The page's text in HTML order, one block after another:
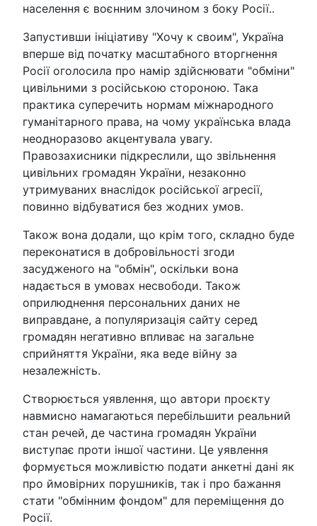
населення є воєнним злочином з боку Росії..
Запустивши ініціативу "Хочу к своим", Україна
вперше від початку масштабного вторгнення
Росії оголосила про намір здійснювати "обміни"
цивільними з російською стороною. Така
практика суперечить нормам міжнародного
гуманітарного права, на чому українська влада
неодноразово акцентувала увагу.
Правозахисники підкреслили, що звільнення
цивільних громадян України, незаконно
утримуваних внаслідок російської агресії,
повинно відбуватися без жодних умов.
Також вона додали, що крім того, складно буде
переконатися в добровільності згоди
засудженого на "обмін", оскільки вона
надається в умовах несвободи. Також
оприлюднення персональних даних не
виправдане, а популяризація сайту серед
громадян негативно впливає на загальне
сприйняття України, яка веде війну за
незалежність.
Створюється уявлення, що автори проєкту
навмисно намагаються перебільшити реальний
стан речей, де частина громадян України
виступає проти іншої частини. Це уявлення
формується можливістю подати анкетні дані як
про ймовірних порушників, так і про бажання
стати "обмінним фондом" для переміщення до
Росії.